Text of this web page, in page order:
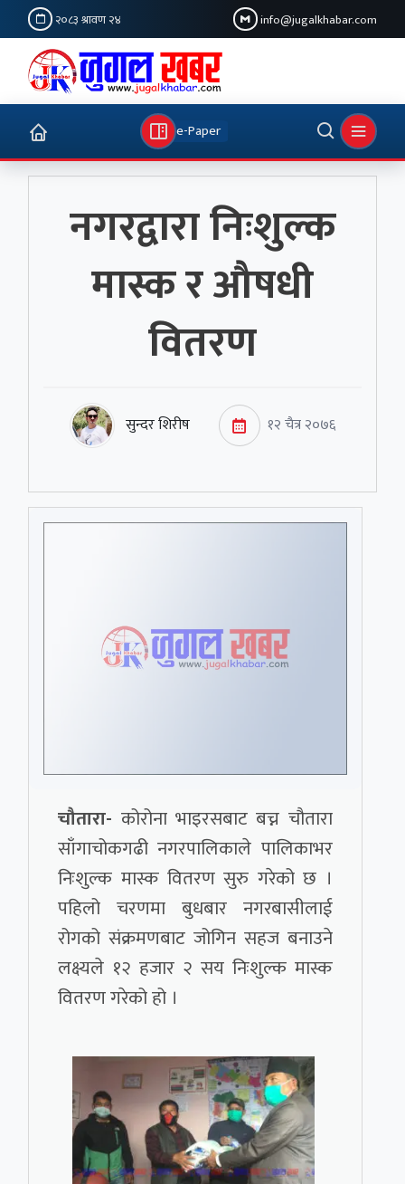
२०८३ श्रावण २४ info@jugalkhabar.com
e-Paper
नगरद्वारा निःशुल्क
मास्क र औषधी
वितरण
सुन्दर शिरीष १२ चैत्र २०७६
चौतारा- कोरोना भाइरसबाट बच्न चौतारा
साँगाचोकगढी नगरपालिकाले पालिकाभर
निःशुल्क मास्क वितरण सुरु गरेको छ ।
पहिलो चरणमा बुधबार नगरबासीलाई
रोगको संक्रमणबाट जोगिन सहज बनाउने
लक्ष्यले १२ हजार २ सय निःशुल्क मास्क
वितरण गरेको हो ।